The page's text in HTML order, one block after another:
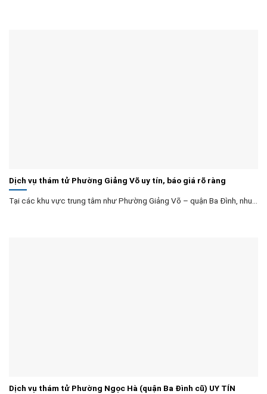
Dịch vụ thám tử Phường Giảng Võ uy tín, báo giá rõ ràng
Tại các khu vực trung tâm như Phường Giảng Võ – quận Ba Đình, nhu...
Dịch vụ thám tử Phường Ngọc Hà (quận Ba Đình cũ) UY TÍN